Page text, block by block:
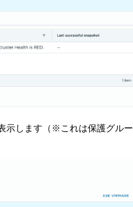
示します（※これは保護グルー